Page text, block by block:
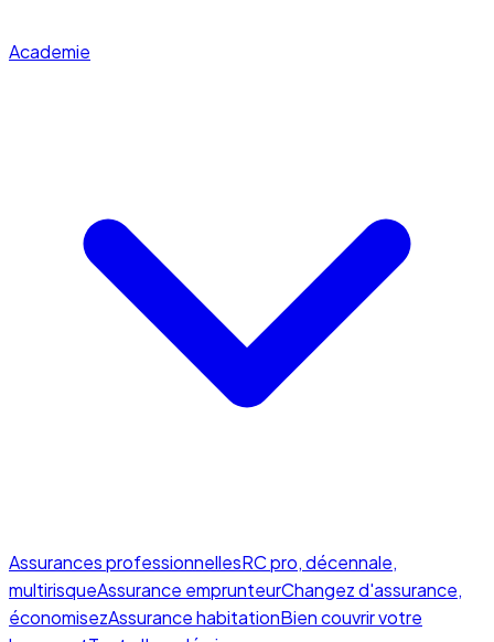
Academie
Assurances professionnellesRC pro, décennale,
multirisqueAssurance emprunteurChangez d'assurance,
économisezAssurance habitationBien couvrir votre